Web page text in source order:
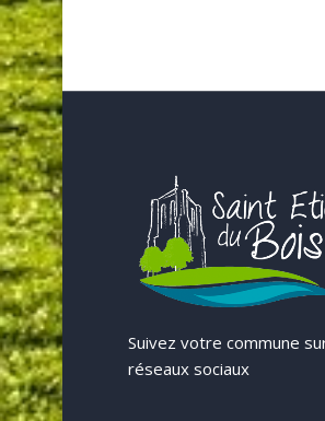
Suivez votre commune
réseaux sociaux